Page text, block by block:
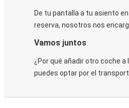
De tu pantalla a tu asiento
reserva, nosotros nos
Vamos juntos
¿Por qué añadir otro coche
puedes optar por el